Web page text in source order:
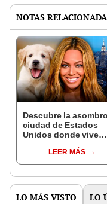
NOTAS
Descubre la
ciudad de Estados
Unidos donde vive
mascotas que niños
LEER MÁS
LO MÁS VISTO LO